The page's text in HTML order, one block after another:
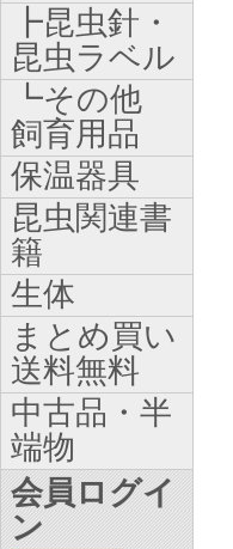
┣昆虫針・
昆虫ラベル
┗その他
飼育用品
保温器具
昆虫関連書
籍
生体
まとめ買い
送料無料
中古品・半
端物
会員ログイ
ン